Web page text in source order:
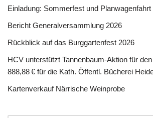
Einladung: Sommerfest und
Bericht Generalversammlung 2026
Rückblick auf das Burggartenfest 2026
HCV unterstützt Tannenbaum-Aktion für
888,88 € für die Kath. Öffentl. Bücherei
Kartenverkauf Närrische Weinprobe